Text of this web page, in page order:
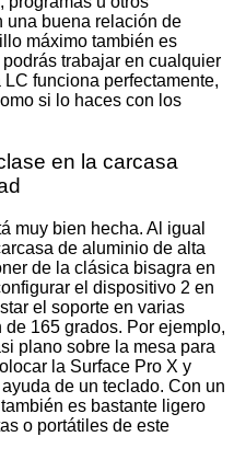
una buena relación de
máximo también es
trabajar en cualquier
funciona perfectamente,
si lo haces con los
en la carcasa
muy bien hecha. Al igual
de aluminio de alta
de la clásica bisagra en
el dispositivo 2 en
el soporte en varias
165 grados. Por ejemplo,
plano sobre la mesa para
la Surface Pro X y
de un teclado. Con un
es bastante ligero
o portátiles de este